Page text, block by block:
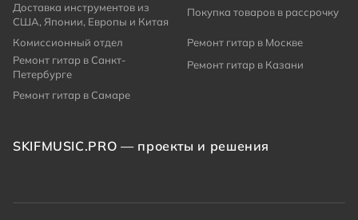
Доставка инструментов из
США, Японии, Европы и Китая
Покупка товаров в рассрочку
Комиссионный отдел
Ремонт гитар в Москве
Ремонт гитар в Санкт-
Петербурге
Ремонт гитар в Казани
Ремонт гитар в Самаре
SKIFMUSIC.PRO — проекты и решения